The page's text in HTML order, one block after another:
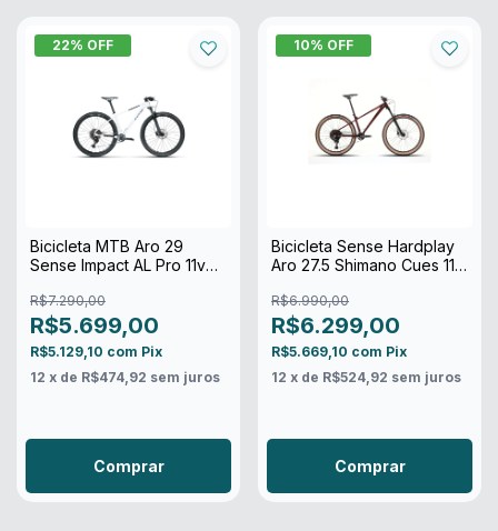
22% OFF
Bicicleta MTB Aro 29
Sense Impact AL Pro 11v
R$7.290,00
R$5.699,00
R$5.129,10 com Pix
12 x de R$474,92 sem juros
Comprar
10% OFF
Bicicleta Sense Hardplay
Aro 27.5 Shimano Cues 11v
R$6.990,00
R$6.299,00
R$5.669,10 com Pix
12 x de R$524,92 sem juros
Comprar